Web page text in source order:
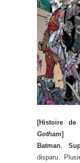
[Histoire
Gotham]
Batman,
disparu.